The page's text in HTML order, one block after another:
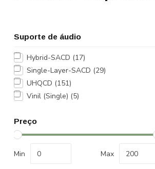
Suporte de áudio
Hybrid-SACD (17)
Single-Layer-SACD (29)
UHQCD (151)
Vinil (Single) (5)
Preço
Min Max